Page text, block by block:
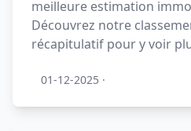
meilleure estimation
Découvrez notre
récapitulatif pour y voir
01-12-2025 ·